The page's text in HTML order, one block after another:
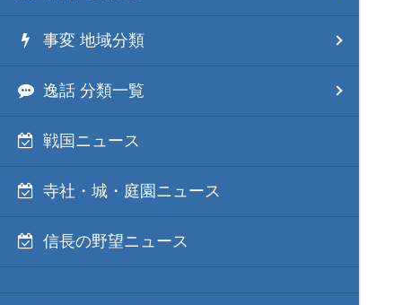
事変 地域分類
逸話 分類一覧
戦国ニュース
寺社・城・庭園ニュース
信長の野望ニュース